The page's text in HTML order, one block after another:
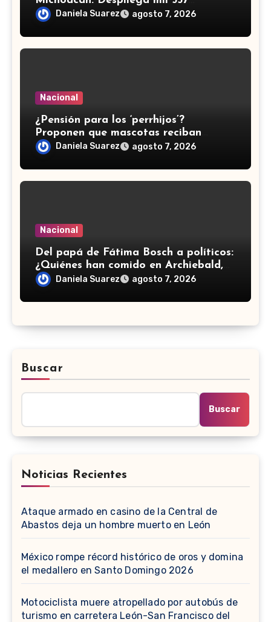
efectivos de Guardia Nacional y
Ejército
Daniela Suarez agosto 7, 2026
Nacional
¿Pensión para los ‘perrhijos’?
Proponen que mascotas reciban
manutención tras divorcios en CDMX
Daniela Suarez agosto 7, 2026
Nacional
⁠Del papá de Fátima Bosch a políticos:
¿Quiénes han comido en Archiebald,
lujoso restaurante de Polanco?
Daniela Suarez agosto 7, 2026
Buscar
Buscar
Noticias Recientes
Ataque armado en casino de la Central de
Abastos deja un hombre muerto en León
México rompe récord histórico de oros y domina
el medallero en Santo Domingo 2026
Motociclista muere atropellado por autobús de
turismo en carretera León-San Francisco del